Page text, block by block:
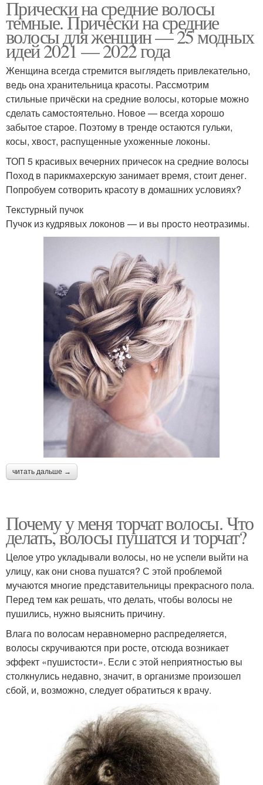
Прически на средние волосы
темные. Прически на средние
волосы для женщин — 25 модных
идей 2021 — 2022 года
Женщина всегда стремится выглядеть привлекательно,
ведь она хранительница красоты. Рассмотрим
стильные причёски на средние волосы, которые можно
сделать самостоятельно. Новое — всегда хорошо
забытое старое. Поэтому в тренде остаются гульки,
косы, хвост, распущенные ухоженные локоны.
ТОП 5 красивых вечерних причесок на средние волосы
Поход в парикмахерскую занимает время, стоит денег.
Попробуем сотворить красоту в домашних условиях?
Текстурный пучок
Пучок из кудрявых локонов — и вы просто неотразимы.
читать дальше →
Почему у меня торчат волосы. Что
делать, волосы пушатся и торчат?
Целое утро укладывали волосы, но не успели выйти на
улицу, как они снова пушатся? С этой проблемой
мучаются многие представительницы прекрасного пола.
Перед тем как решать, что делать, чтобы волосы не
пушились, нужно выяснить причину.
Влага по волосам неравномерно распределяется,
волосы скручиваются при росте, отсюда возникает
эффект «пушистости». Если с этой неприятностью вы
столкнулись недавно, значит, в организме произошел
сбой, и, возможно, следует обратиться к врачу.